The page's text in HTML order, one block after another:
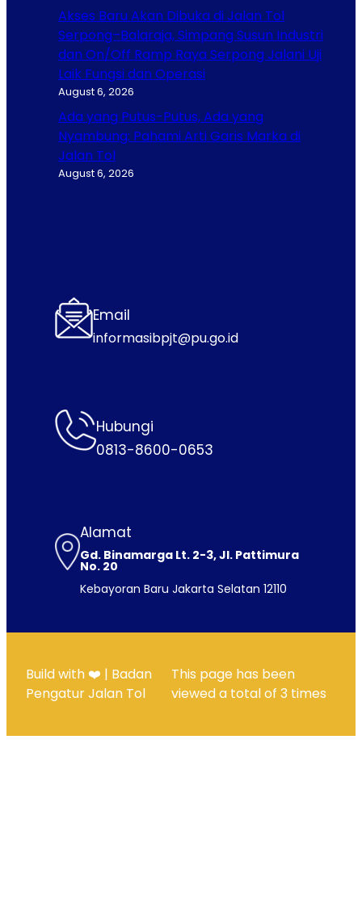
Akses Baru Akan Dibuka di Jalan Tol
Serpong–Balaraja, Simpang Susun Industri
dan On/Off Ramp Raya Serpong Jalani Uji
Laik Fungsi dan Operasi
August 6, 2026
Ada yang Putus-Putus, Ada yang
Nyambung: Pahami Arti Garis Marka di
Jalan Tol
August 6, 2026
Email
informasibpjt@pu.go.id
Hubungi
0813-8600-0653
Alamat
Gd. Binamarga Lt. 2-3, Jl. Pattimura
No. 20
Kebayoran Baru Jakarta Selatan 12110
Build with ❤️ | Badan
Pengatur Jalan Tol
This page has been
viewed a total of3 times